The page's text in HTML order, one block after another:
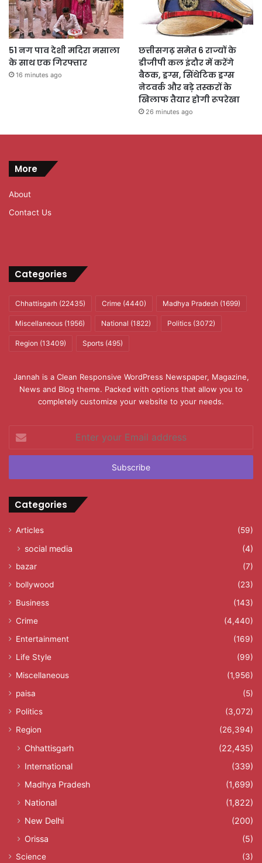
51 नग पाव देशी मदिरा मसाला
के साथ एक गिरफ्तार
16 minutes ago
छत्तीसगढ़ समेत 6 राज्यों के
डीजीपी कल इंदौर में करेंगे
बैठक, ड्रग्स, सिंथेटिक ड्रग्स
नेटवर्क और बड़े तस्करों के
खिलाफ तैयार होगी रूपरेखा
26 minutes ago
More
About
Contact Us
Categories
Chhattisgarh (22435) Crime (4440) Madhya Pradesh (1699)
Miscellaneous (1956) National (1822) Politics (3072)
Region (13409) Sports (495)
Jannah is a Clean Responsive WordPress Newspaper, Magazine,
News and Blog theme. Packed with options that allow you to
completely customize your website to your needs.
your
Email
Categories
Articles (59)
social media (4)
bazar
(7)
bollywood
(23)
Business
(143)
Crime
(4,440)
Entertainment
(169)
Life Style
(99)
Miscellaneous
(1,956)
paisa
(5)
Politics
(3,072)
Region
(26,394)
Chhattisgarh
(22,435)
International
(339)
Madhya Pradesh
(1,699)
National
(1,822)
New Delhi
(200)
Orissa
(5)
Science (3)